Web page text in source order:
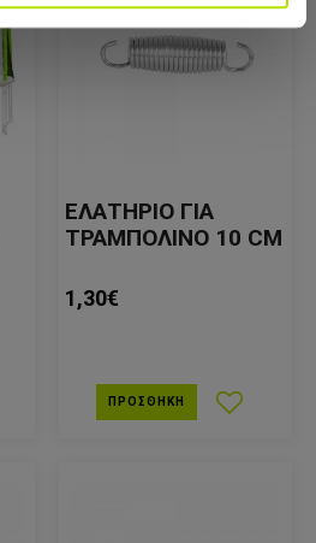
ΕΛΑΤΗΡΙΟ ΓΙΑ
ΤΡΑΜΠΟΛΙΝΟ 10 CM
1,30€
ΠΡΟΣΘΉΚΗ